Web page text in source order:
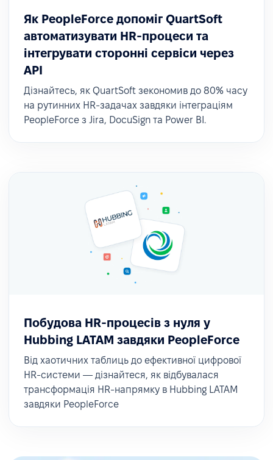
Як PeopleForce допоміг QuartSoft
автоматизувати HR-процеси та
інтегрувати сторонні сервіси через
API
Дізнайтесь, як QuartSoft зекономив до 80% часу
на рутинних HR-задачах завдяки інтеграціям
PeopleForce з Jira, DocuSign та Power BI.
Побудова HR-процесів з нуля у
Hubbing LATAM завдяки PeopleForce
Від хаотичних таблиць до ефективної цифрової
HR-системи — дізнайтеся, як відбувалася
трансформація HR-напрямку в Hubbing LATAM
завдяки PeopleForce